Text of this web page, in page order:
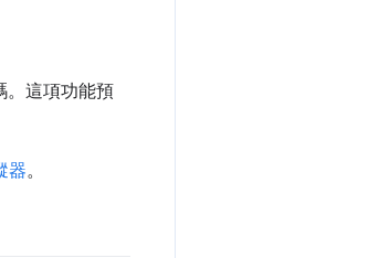
。這項功能預
器。